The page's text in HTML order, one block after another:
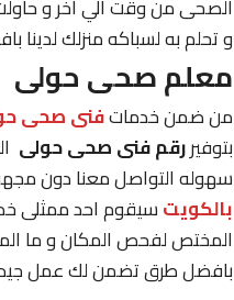
الصحى من وقت الي اخر و
و تحلم به لسباكه منزلك لدينا
معلم صحى حولى
من ضمن خدماتفنى صحى
بتوفيررقم فنى صحى حولى
سهوله التواصل معنا دون
بالكويتسيقوم احد ممثلى
المختص لفحص المكان و ما
بافضل طرق تضمن لك عمل جيد